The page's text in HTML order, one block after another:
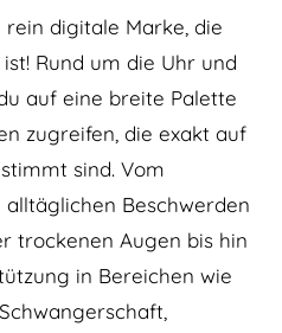
digitale Marke, die
Rund um die Uhr und
auf eine breite Palette
zugreifen, die exakt auf
sind. Vom
Beschwerden
trockenen Augen bis hin
in Bereichen wie